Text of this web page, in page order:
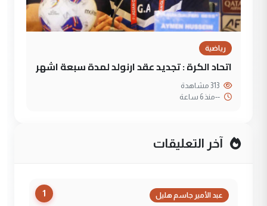
رياضية
اتحاد الكرة : تجديد عقد ارنولد لمدة سبعة اشهر
--منذ 6 ساعة
آخر التعليقات
1 عبد الأمير جاسم هليل